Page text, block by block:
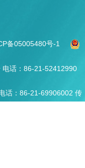
备05005480号-1
电话：86-21-52412990
话：86-21-69906002 传